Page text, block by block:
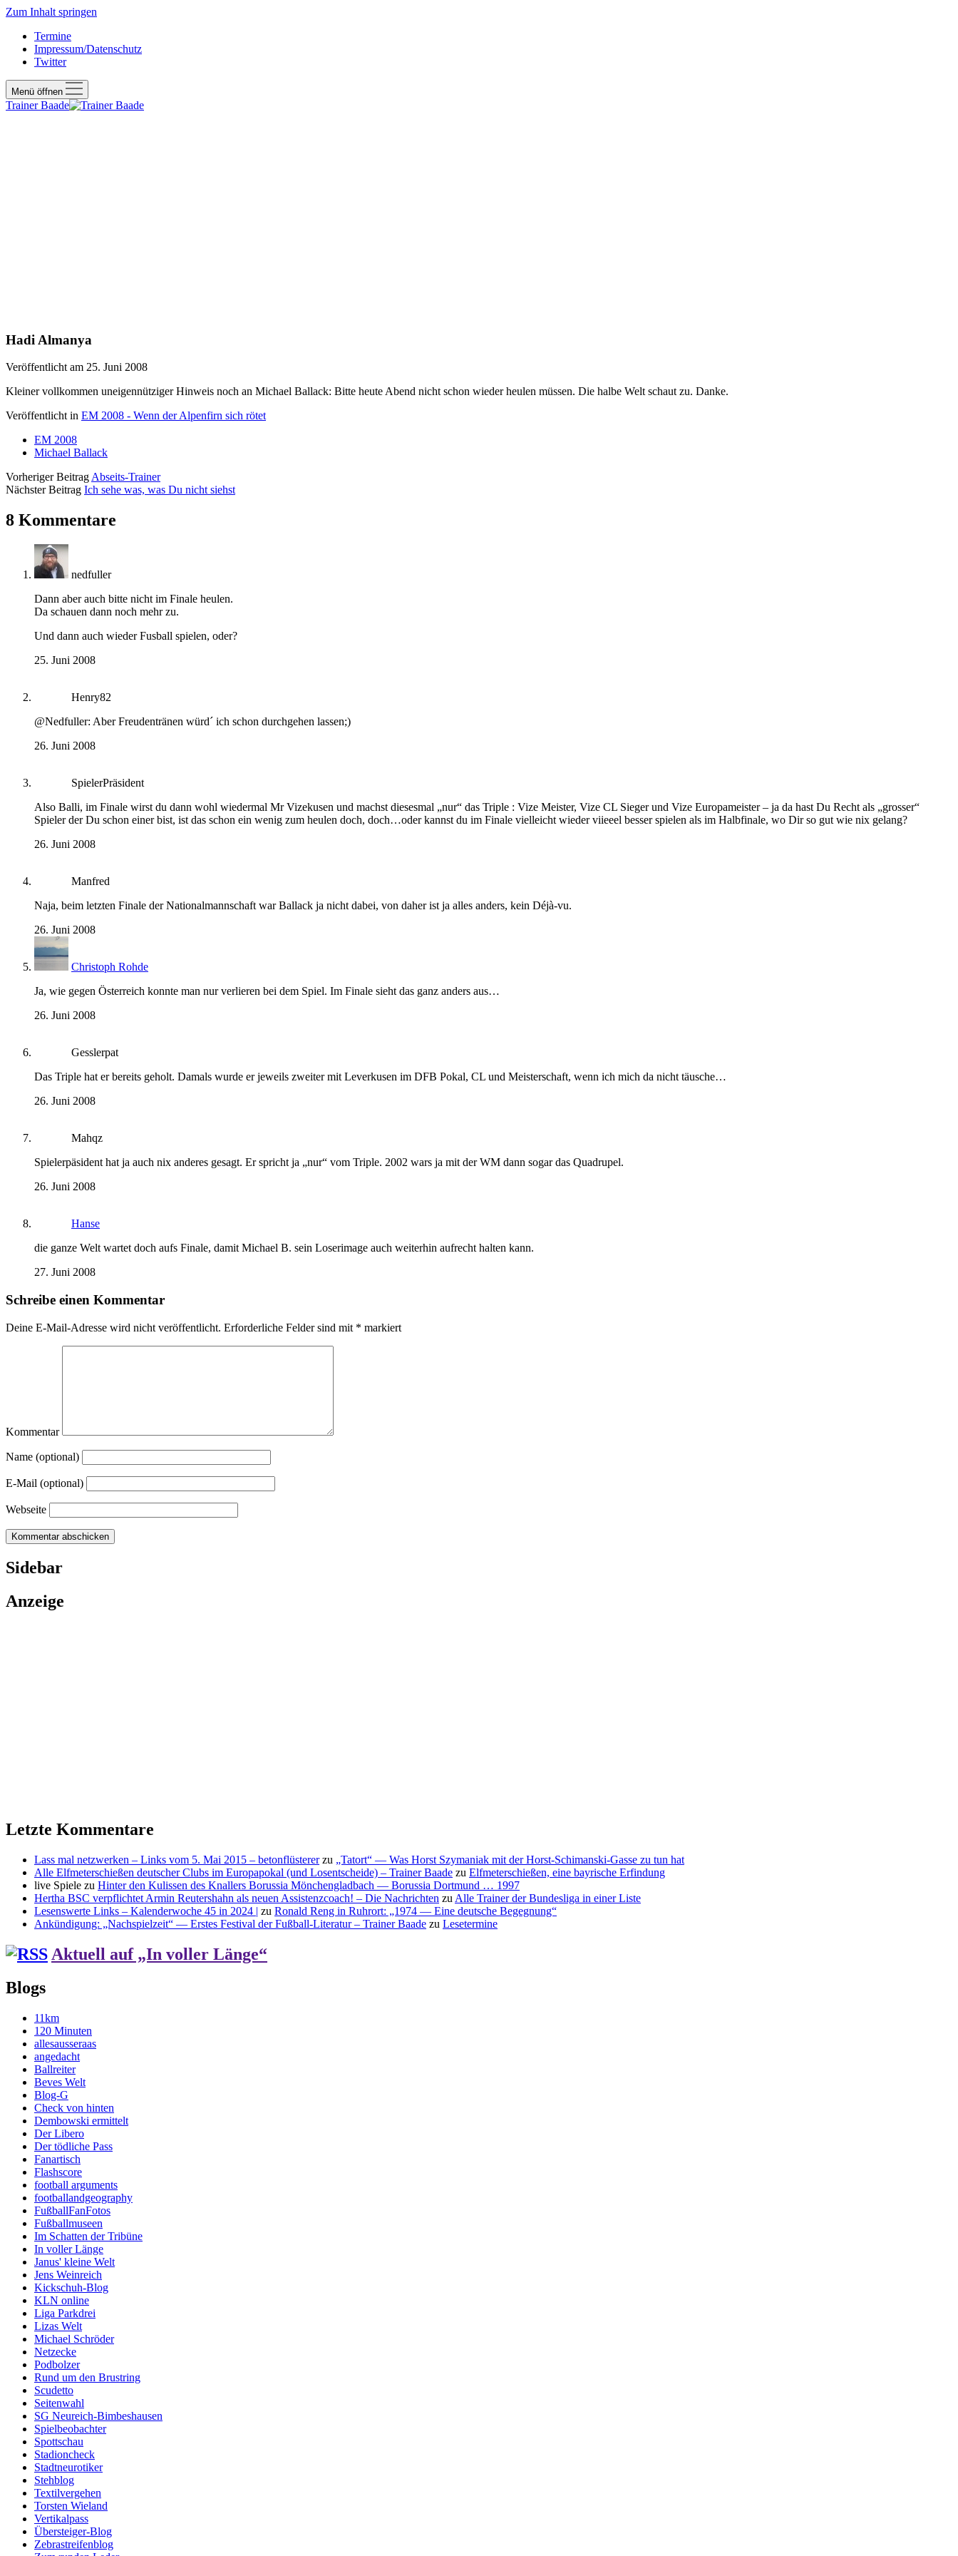
Zum Inhalt springen
Termine
Impressum/Datenschutz
Twitter
Menü öffnen
Trainer Baade
Hadi Almanya
Veröffentlicht am 25. Juni 2008
Kleiner vollkommen uneigennütziger Hinweis noch an Michael Ballack: Bitte heute Abend nicht schon wieder heulen müssen. Die halbe Welt schaut zu. Danke.
Veröffentlicht in EM 2008 - Wenn der Alpenfirn sich rötet
EM 2008
Michael Ballack
Vorheriger BeitragAbseits-Trainer
Nächster Beitrag Ich sehe was, was Du nicht siehst
8 Kommentare
nedfuller
Dann aber auch bitte nicht im Finale heulen.
Da schauen dann noch mehr zu.
Und dann auch wieder Fusball spielen, oder?
25. Juni 2008
Henry82
@Nedfuller: Aber Freudentränen würd´ ich schon durchgehen lassen;)
26. Juni 2008
SpielerPräsident
Also Balli, im Finale wirst du dann wohl wiedermal Mr Vizekusen und machst diesesmal „nur“ das Triple : Vize Meister, Vize CL Sieger und Vize Europameister – ja da hast Du Recht als „grosser“
Spieler der Du schon einer bist, ist das schon ein wenig zum heulen doch, doch…oder kannst du im Finale vielleicht wieder viieeel besser spielen als im Halbfinale, wo Dir so gut wie nix gelang?
26. Juni 2008
Manfred
Naja, beim letzten Finale der Nationalmannschaft war Ballack ja nicht dabei, von daher ist ja alles anders, kein Déjà-vu.
26. Juni 2008
Christoph Rohde
Ja, wie gegen Österreich konnte man nur verlieren bei dem Spiel. Im Finale sieht das ganz anders aus…
26. Juni 2008
Gesslerpat
Das Triple hat er bereits geholt. Damals wurde er jeweils zweiter mit Leverkusen im DFB Pokal, CL und Meisterschaft, wenn ich mich da nicht täusche…
26. Juni 2008
Mahqz
Spielerpäsident hat ja auch nix anderes gesagt. Er spricht ja „nur“ vom Triple. 2002 wars ja mit der WM dann sogar das Quadrupel.
26. Juni 2008
Hanse
die ganze Welt wartet doch aufs Finale, damit Michael B. sein Loserimage auch weiterhin aufrecht halten kann.
27. Juni 2008
Schreibe einen Kommentar
Deine E-Mail-Adresse wird nicht veröffentlicht. Erforderliche Felder sind mit * markiert
Kommentar
Name (optional)
E-Mail (optional)
Webseite
Sidebar
Anzeige
Letzte Kommentare
Lass mal netzwerken – Links vom 5. Mai 2015 – betonflüstererzu „Tatort“ — Was Horst Szymaniak mit der Horst-Schimanski-Gasse zu tun hat
Alle Elfmeterschießen deutscher Clubs im Europapokal (und Losentscheide) – Trainer Baade zu Elfmeterschießen, eine bayrische Erfindung
live Spiele zu Hinter den Kulissen des Knallers Borussia Mönchengladbach — Borussia Dortmund … 1997
Hertha BSC verpflichtet Armin Reutershahn als neuen Assistenzcoach! – Die Nachrichten zu Alle Trainer der Bundesliga in einer Liste
Lesenswerte Links – Kalenderwoche 45 in 2024 | zu Ronald Reng in Ruhrort: „1974 — Eine deutsche Begegnung“
Ankündigung: „Nachspielzeit“ — Erstes Festival der Fußball-Literatur – Trainer Baade zu Lesetermine
Aktuell auf „In voller Länge“
Blogs
11km
120 Minuten
allesausseraas
angedacht
Ballreiter
Beves Welt
Blog-G
Check von hinten
Dembowski ermittelt
Der Libero
Der tödliche Pass
Fanartisch
Flashscore
football arguments
footballandgeography
FußballFanFotos
Fußballmuseen
Im Schatten der Tribüne
In voller Länge
Janus' kleine Welt
Jens Weinreich
Kickschuh-Blog
KLN online
Liga Parkdrei
Lizas Welt
Michael Schröder
Netzecke
Podbolzer
Rund um den Brustring
Scudetto
Seitenwahl
SG Neureich-Bimbeshausen
Spielbeobachter
Spottschau
Stadioncheck
Stadtneurotiker
Stehblog
Textilvergehen
Torsten Wieland
Vertikalpass
Übersteiger-Blog
Zebrastreifenblog